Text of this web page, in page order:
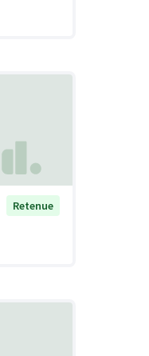
Retenue